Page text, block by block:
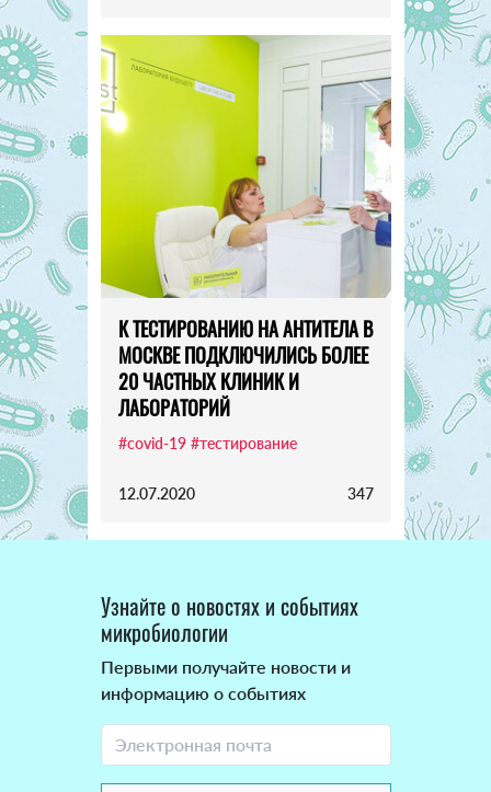
К ТЕСТИРОВАНИЮ НА АНТИТЕЛА В
МОСКВЕ ПОДКЛЮЧИЛИСЬ БОЛЕЕ
20 ЧАСТНЫХ КЛИНИК И
ЛАБОРАТОРИЙ
#covid-19 #тестирование
12.07.2020 347
Узнайте о новостях и событиях
микробиологии
Первыми получайте новости и
информацию о событиях